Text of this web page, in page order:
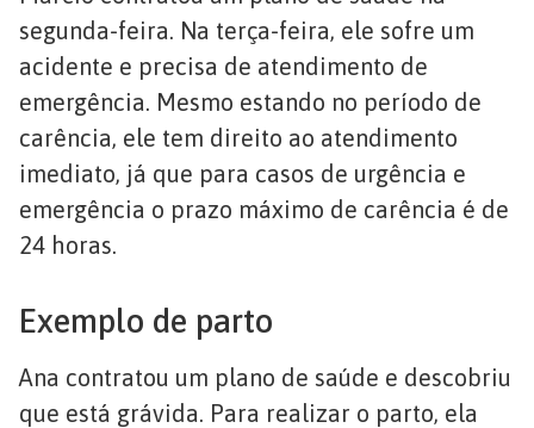
segunda-feira. Na terça-feira, ele sofre um
acidente e precisa de atendimento de
emergência. Mesmo estando no período de
carência, ele tem direito ao atendimento
imediato, já que para casos de urgência e
emergência o prazo máximo de carência é de
24 horas.
Exemplo de parto
Ana contratou um plano de saúde e descobriu
que está grávida. Para realizar o parto, ela